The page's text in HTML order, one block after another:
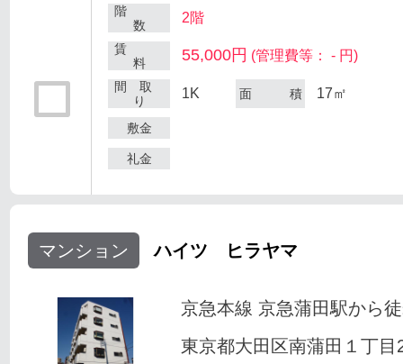
階
数
2階
賃
料
55,000円 (管理費等： - 円)
間 取
り
1K 面 積 17㎡
敷金
礼金
マンション ハイツ ヒラヤマ
京急本線 京急蒲田駅から
東京都大田区南蒲田１丁目